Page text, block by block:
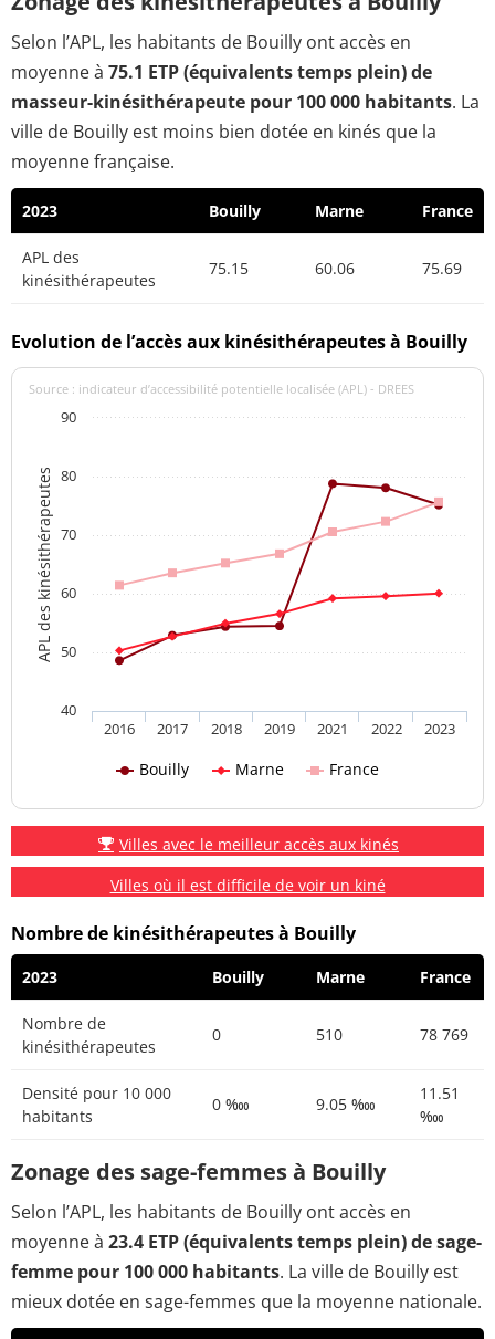
Selon l’APL, les habitants de Bouilly ont accès en
moyenne à 75.1 ETP (équivalents temps plein) de
masseur-kinésithérapeute pour 100 000 habitants. La
ville de Bouilly est moins bien dotée en kinés que la
moyenne française.
2023 Bouilly Marne France
APL des
kinésithérapeutes
75.15 60.06 75.69
Evolution de l’accès aux kinésithérapeutes à Bouilly
APL des kinésithérapeutes
Source : indicateur d’accessibilité potentielle localisée (APL) - DREES
Bouilly Marne France
2016 2017 2018 2019 2021 2022 2023
40
50
60
70
80
90
Villes avec le meilleur accès aux kinés
Villes où il est difficile de voir un kiné
Nombre de kinésithérapeutes à Bouilly
2023 Bouilly Marne France
Nombre de
kinésithérapeutes
0 510 78 769
Densité pour 10 000
habitants
0 ‱ 9.05 ‱
11.51
‱
Zonage des sage-femmes à Bouilly
Selon l’APL, les habitants de Bouilly ont accès en
moyenne à 23.4 ETP (équivalents temps plein) de sage-
femme pour 100 000 habitants. La ville de Bouilly est
mieux dotée en sage-femmes que la moyenne nationale.